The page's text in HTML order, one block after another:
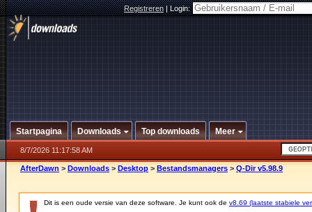
Registreren|Login:
Startpagina Downloads Top downloads Meer
8/7/2026 11:17:58 AM
AfterDawn > Downloads > Desktop > Bestandsmanagers > Q-Dir v5.98.9
Dit is een oude versie van deze software. Je kunt ook de v8.69 (laatste stabiele